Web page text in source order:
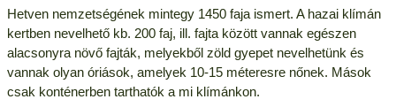
Hetven nemzetségének mintegy 1450 faja ismert. A hazai klímán
kertben nevelhető kb. 200 faj, ill. fajta között vannak egészen
alacsonyra növő fajták, melyekből zöld gyepet nevelhetünk és
vannak olyan óriások, amelyek 10-15 méteresre nőnek. Mások
csak konténerben tarthatók a mi klímánkon.